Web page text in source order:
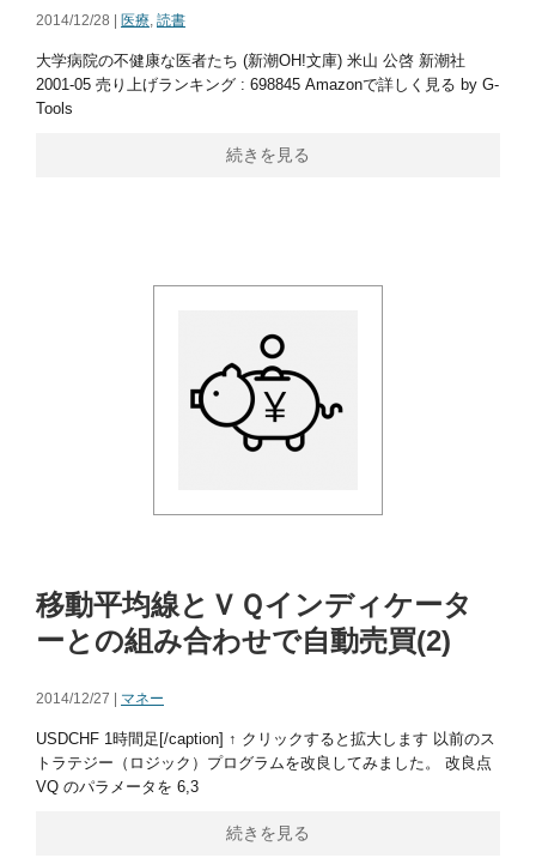
2014/12/28 | 医療, 読書
大学病院の不健康な医者たち (新潮OH!文庫) 米山 公啓 新潮社
2001-05 売り上げランキング : 698845 Amazonで詳しく見る by G-
Tools
続きを見る
移動平均線とＶＱインディケータ
ーとの組み合わせで自動売買(2)
2014/12/27 | マネー
USDCHF 1時間足[/caption] ↑ クリックすると拡大します 以前のス
トラテジー（ロジック）プログラムを改良してみました。 改良点
VQ のパラメータを 6,3
続きを見る